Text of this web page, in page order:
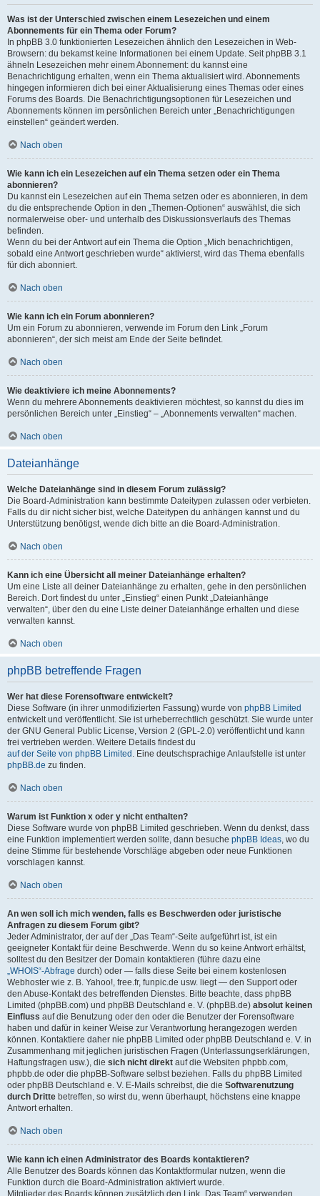
Was ist der Unterschied zwischen einem Lesezeichen und einem
Abonnements für ein Thema oder Forum?
In phpBB 3.0 funktionierten Lesezeichen ähnlich den Lesezeichen in Web-
Browsern: du bekamst keine Informationen bei einem Update. Seit phpBB 3.1
ähneln Lesezeichen mehr einem Abonnement: du kannst eine
Benachrichtigung erhalten, wenn ein Thema aktualisiert wird. Abonnements
hingegen informieren dich bei einer Aktualisierung eines Themas oder eines
Forums des Boards. Die Benachrichtigungsoptionen für Lesezeichen und
Abonnements können im persönlichen Bereich unter „Benachrichtigungen
einstellen“ geändert werden.
Nach oben
Wie kann ich ein Lesezeichen auf ein Thema setzen oder ein Thema
abonnieren?
Du kannst ein Lesezeichen auf ein Thema setzen oder es abonnieren, in dem
du die entsprechende Option in den „Themen-Optionen“ auswählst, die sich
normalerweise ober- und unterhalb des Diskussionsverlaufs des Themas
befinden.
Wenn du bei der Antwort auf ein Thema die Option „Mich benachrichtigen,
sobald eine Antwort geschrieben wurde“ aktivierst, wird das Thema ebenfalls
für dich abonniert.
Nach oben
Wie kann ich ein Forum abonnieren?
Um ein Forum zu abonnieren, verwende im Forum den Link „Forum
abonnieren“, der sich meist am Ende der Seite befindet.
Nach oben
Wie deaktiviere ich meine Abonnements?
Wenn du mehrere Abonnements deaktivieren möchtest, so kannst du dies im
persönlichen Bereich unter „Einstieg“ – „Abonnements verwalten“ machen.
Nach oben
Dateianhänge
Welche Dateianhänge sind in diesem Forum zulässig?
Die Board-Administration kann bestimmte Dateitypen zulassen oder verbieten.
Falls du dir nicht sicher bist, welche Dateitypen du anhängen kannst und du
Unterstützung benötigst, wende dich bitte an die Board-Administration.
Nach oben
Kann ich eine Übersicht all meiner Dateianhänge erhalten?
Um eine Liste all deiner Dateianhänge zu erhalten, gehe in den persönlichen
Bereich. Dort findest du unter „Einstieg“ einen Punkt „Dateianhänge
verwalten“, über den du eine Liste deiner Dateianhänge erhalten und diese
verwalten kannst.
Nach oben
phpBB betreffende Fragen
Wer hat diese Forensoftware entwickelt?
Diese Software (in ihrer unmodifizierten Fassung) wurde von phpBB Limited
entwickelt und veröffentlicht. Sie ist urheberrechtlich geschützt. Sie wurde unter
der GNU General Public License, Version 2 (GPL-2.0) veröffentlicht und kann
frei vertrieben werden. Weitere Details findest du
auf der Seite von phpBB Limited . Eine deutschsprachige Anlaufstelle ist unter
phpBB.de zu finden.
Nach oben
Warum ist Funktion x oder y nicht enthalten?
Diese Software wurde von phpBB Limited geschrieben. Wenn du denkst, dass
eine Funktion implementiert werden sollte, dann besuche phpBB Ideas, wo du
deine Stimme für bestehende Vorschläge abgeben oder neue Funktionen
vorschlagen kannst.
Nach oben
An wen soll ich mich wenden, falls es Beschwerden oder juristische
Anfragen zu diesem Forum gibt?
Jeder Administrator, der auf der „Das Team“-Seite aufgeführt ist, ist ein
geeigneter Kontakt für deine Beschwerde. Wenn du so keine Antwort erhältst,
solltest du den Besitzer der Domain kontaktieren (führe dazu eine
„WHOIS“-Abfrage durch) oder — falls diese Seite bei einem kostenlosen
Webhoster wie z. B. Yahoo!, free.fr, funpic.de usw. liegt — den Support oder
den Abuse-Kontakt des betreffenden Dienstes. Bitte beachte, dass phpBB
Limited (phpBB.com) und phpBB Deutschland e. V. (phpBB.de) absolut keinen
Einfluss auf die Benutzung oder den oder die Benutzer der Forensoftware
haben und dafür in keiner Weise zur Verantwortung herangezogen werden
können. Kontaktiere daher nie phpBB Limited oder phpBB Deutschland e. V. in
Zusammenhang mit jeglichen juristischen Fragen (Unterlassungserklärungen,
Haftungsfragen usw.), die sich nicht direkt auf die Websiten phpbb.com,
phpbb.de oder die phpBB-Software selbst beziehen. Falls du phpBB Limited
oder phpBB Deutschland e. V. E-Mails schreibst, die die Softwarenutzung
durch Dritte betreffen, so wirst du, wenn überhaupt, höchstens eine knappe
Antwort erhalten.
Nach oben
Wie kann ich einen Administrator des Boards kontaktieren?
Alle Benutzer des Boards können das Kontaktformular nutzen, wenn die
Funktion durch die Board-Administration aktiviert wurde.
Mitglieder des Boards können zusätzlich den Link „Das Team“ verwenden.